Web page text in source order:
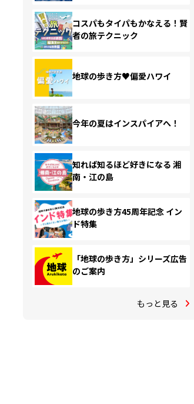
コスパもタイパもかなえる！賢
者の旅テクニック
地球の歩き方♥偏愛ハワイ
今年の夏はインスパイアへ！
知れば知るほど好きになる 湘
南・江の島
地球の歩き方45周年記念 イン
ド特集
「地球の歩き方」シリーズ広告
のご案内
もっと見る